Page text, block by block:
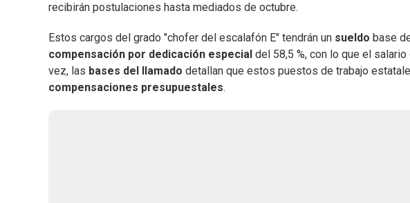
recibirán postulaciones hasta mediados de octubre.
Estos cargos del grado "chofer del escalafón E" tendrán un sueldo base
compensación por dedicación especial del 58,5 %, con lo que el
vez, las bases del llamado detallan que estos puestos de trabajo
compensaciones presupuestales.